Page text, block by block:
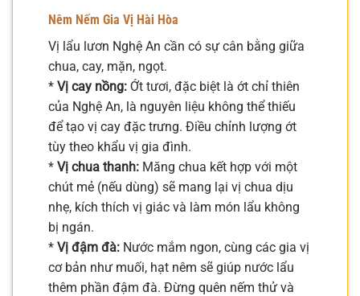
Nêm Nếm Gia Vị Hài Hòa
Vị lẩu lươn Nghệ An cần có sự cân bằng giữa
chua, cay, mặn, ngọt.
* Vị cay nồng: Ớt tươi, đặc biệt là ớt chỉ thiên
của Nghệ An, là nguyên liệu không thể thiếu
để tạo vị cay đặc trưng. Điều chỉnh lượng ớt
tùy theo khẩu vị gia đình.
* Vị chua thanh: Măng chua kết hợp với một
chút mẻ (nếu dùng) sẽ mang lại vị chua dịu
nhẹ, kích thích vị giác và làm món lẩu không
bị ngán.
* Vị đậm đà: Nước mắm ngon, cùng các gia vị
cơ bản như muối, hạt nêm sẽ giúp nước lẩu
thêm phần đậm đà. Đừng quên nếm thử và